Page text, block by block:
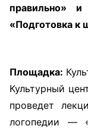
правильно» и
«Подготовка к
Площадка:
Культурный
проведет
логопедии —